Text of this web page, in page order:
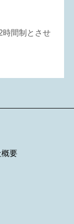
時間制とさせ
要